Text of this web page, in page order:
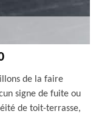
de la faire
signe de fuite ou
de toit-terrasse,